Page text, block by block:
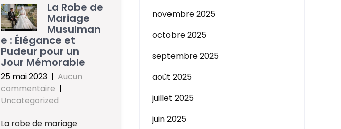
La Robe de
Mariage
Musulman
e : Élégance et
Pudeur pour un
Jour Mémorable
25 mai 2023 |Aucun
commentaire |
Uncategorized
La robe de mariage
novembre 2025
octobre 2025
septembre 2025
août 2025
juillet 2025
juin 2025